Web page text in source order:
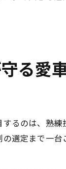
る愛
るのは、熟
選定まで一